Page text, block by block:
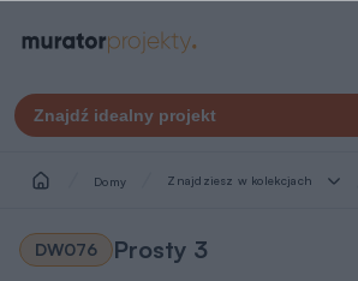
Znajdź idealny projekt
Domy Znajdziesz w kolekcjach
DW076 Prosty 3